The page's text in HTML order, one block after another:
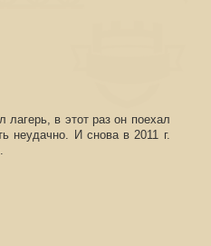
лагерь, в этот раз он поехал
неудачно. И снова в 2011 г.